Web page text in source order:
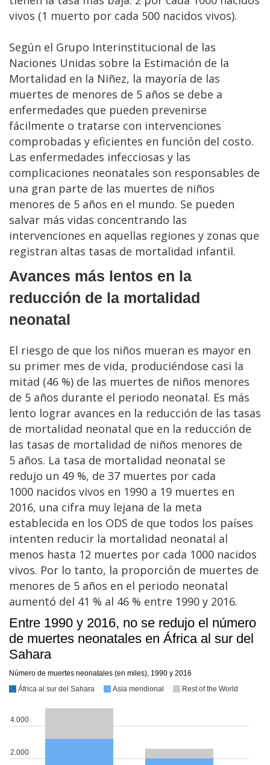
vivos (1 muerto por cada 500 nacidos vivos).
Según el Grupo Interinstitucional de las
Naciones Unidas sobre la Estimación de la
Mortalidad en la Niñez, la mayoría de las
muertes de menores de 5 años se debe a
enfermedades que pueden prevenirse
fácilmente o tratarse con intervenciones
comprobadas y eficientes en función del costo.
Las enfermedades infecciosas y las
complicaciones neonatales son responsables de
una gran parte de las muertes de niños
menores de 5 años en el mundo. Se pueden
salvar más vidas concentrando las
intervenciones en aquellas regiones y zonas que
registran altas tasas de mortalidad infantil.
Avances más lentos en la
reducción de la mortalidad
neonatal
El riesgo de que los niños mueran es mayor en
su primer mes de vida, produciéndose casi la
mitad (46 %) de las muertes de niños menores
de 5 años durante el periodo neonatal. Es más
lento lograr avances en la reducción de las tasas
de mortalidad neonatal que en la reducción de
las tasas de mortalidad de niños menores de
5 años. La tasa de mortalidad neonatal se
redujo un 49 %, de 37 muertes por cada
1000 nacidos vivos en 1990 a 19 muertes en
2016, una cifra muy lejana de la meta
establecida en los ODS de que todos los países
intenten reducir la mortalidad neonatal al
menos hasta 12 muertes por cada 1000 nacidos
vivos. Por lo tanto, la proporción de muertes de
menores de 5 años en el periodo neonatal
aumentó del 41 % al 46 % entre 1990 y 2016.